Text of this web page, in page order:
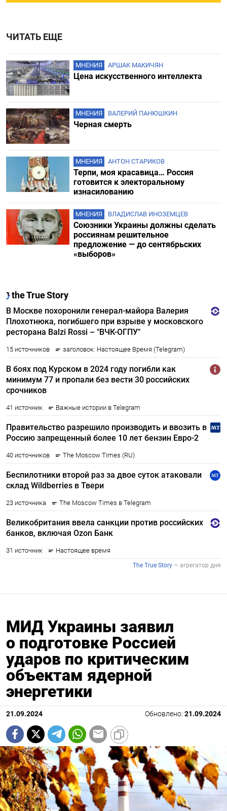
ЧИТАТЬ ЕЩЕ
МНЕНИЯ АРШАК МАКИЧЯН
Цена искусственного интеллекта
МНЕНИЯ ВАЛЕРИЙ ПАНЮШКИН
Черная смерть
МНЕНИЯ АНТОН СТАРИКОВ
Терпи, моя красавица… Россия
готовится к электоральному
изнасилованию
МНЕНИЯ ВЛАДИСЛАВ ИНОЗЕМЦЕВ
Союзники Украины должны сделать
россиянам решительное
предложение — до сентябрьских
«выборов»
МИД Украины заявил
о подготовке Россией
ударов по критическим
объектам ядерной
энергетики
21.09.2024 Обновлено: 21.09.2024